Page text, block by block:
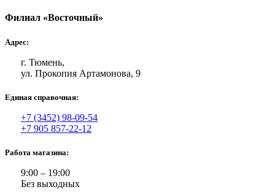
Филиал «Восточный»
Адрес:
г. Тюмень,
ул. Прокопия Артамонова, 9
Единая справочная:
+7 (3452) 98-09-54
+7 905 857-22-12
Работа магазина:
9:00 – 19:00
Без выходных